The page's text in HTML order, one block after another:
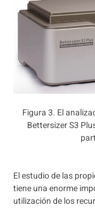
Figura 3. El
Bettersizer S3
El estudio de las
tiene una enorme
utilización de los